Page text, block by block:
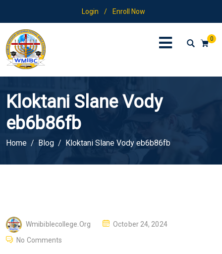
Login / Enroll Now
0
Kloktani Slane Vody
eb6b86fb
Home Blog Kloktani Slane Vody eb6b86fb
Wmibiblecollege.org
P
October 24, 2024
No Comments